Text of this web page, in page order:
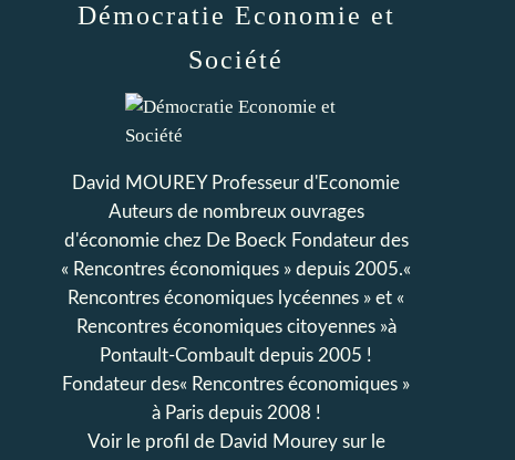
Démocratie Economie et
Société
David MOUREY Professeur d'Economie
Auteurs de nombreux ouvrages
d'économie chez De Boeck Fondateur des
« Rencontres économiques » depuis 2005.«
Rencontres économiques lycéennes » et «
Rencontres économiques citoyennes »à
Pontault-Combault depuis 2005 !
Fondateur des« Rencontres économiques »
à Paris depuis 2008 !
Voir le profil de David Moureysur le